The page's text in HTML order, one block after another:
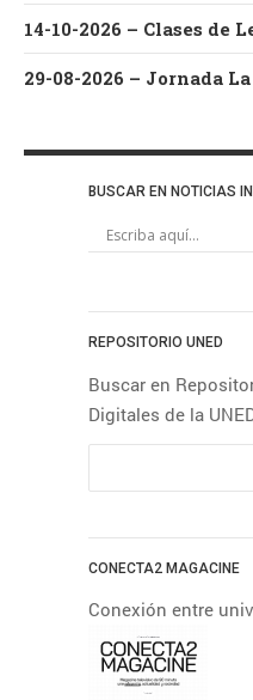
(Edición 2026) Con Vanesa
informáticas Arte
Campus Este-
Centro
Campus
Noroeste
Campus
Centro Asociado de A
Centro Asociado
Asociado de Lugo Centro
Centro Asociado de
Asociado de Tudela Derecho
Educación Empleo
Estudiantes UNED
BUSCAR EN NOTICIAS
REPOSITORIO UNED
Buscar en
Digitales de la
CONECTA2 MAGACINE
Conexión entre